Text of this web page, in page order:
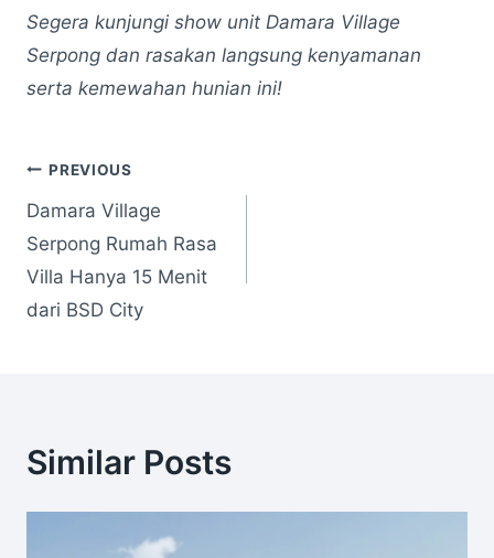
Segera kunjungi show unit Damara Village
Serpong dan rasakan langsung kenyamanan
serta kemewahan hunian ini!
Post
navigation
PREVIOUS
Damara Village
Serpong Rumah Rasa
Villa Hanya 15 Menit
dari BSD City
Similar Posts